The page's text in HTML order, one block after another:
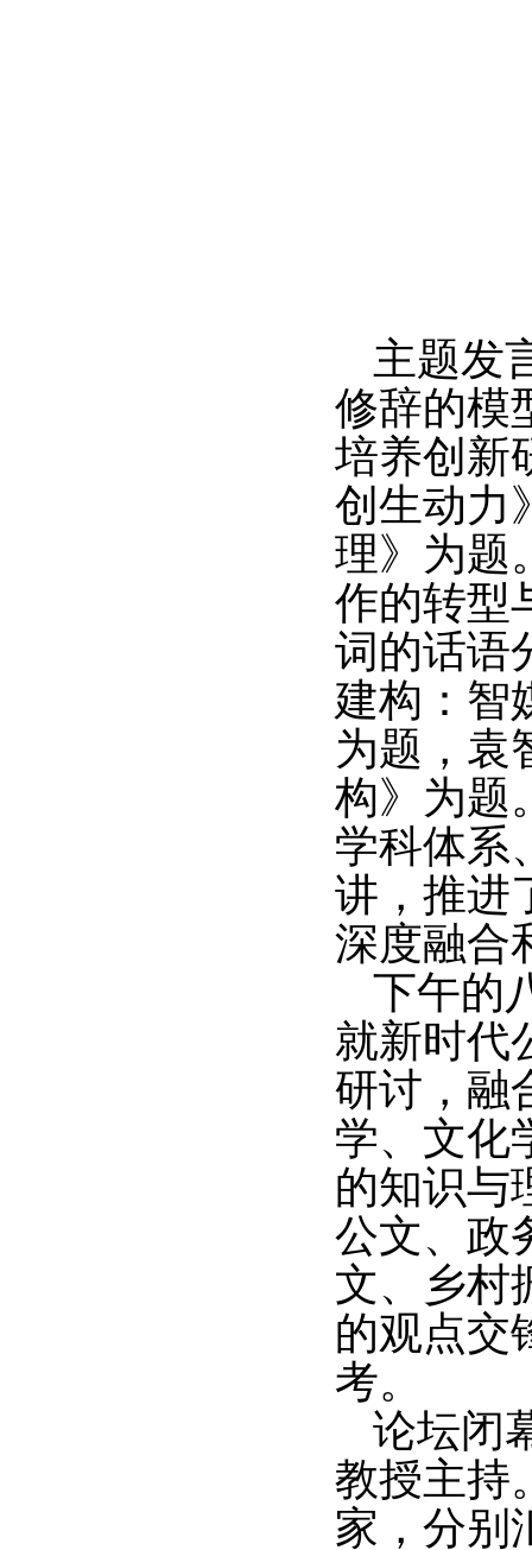
主题发
修辞的模
培养创新
创生动力
理》为题
作的转型
词的话语
建构：智
为题，袁
构》为题
学科体系
讲，推进
深度融合
下午的
就新时代
研讨，融
学、文化
的知识与
公文、政
文、乡村
的观点交
考。
论坛闭
教授主持
家，分别